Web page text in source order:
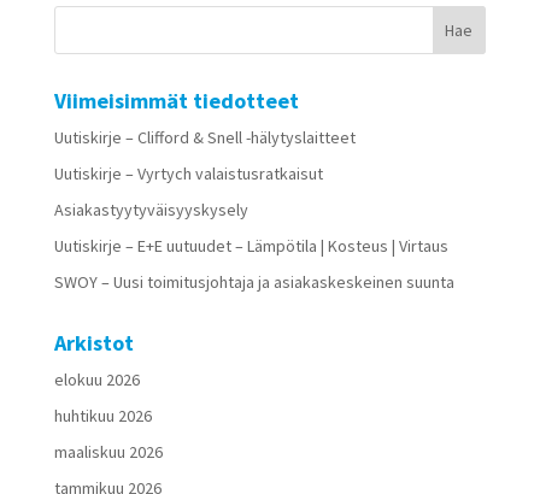
Viimeisimmät tiedotteet
Uutiskirje – Clifford & Snell -hälytyslaitteet
Uutiskirje – Vyrtych valaistusratkaisut
Asiakastyytyväisyyskysely
Uutiskirje – E+E uutuudet – Lämpötila | Kosteus | Virtaus
SWOY – Uusi toimitusjohtaja ja asiakaskeskeinen suunta
Arkistot
elokuu 2026
huhtikuu 2026
maaliskuu 2026
tammikuu 2026